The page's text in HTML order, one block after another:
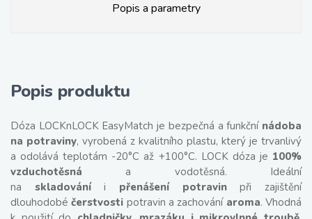
Popis a parametry
Popis produktu
Dóza LOCKnLOCK EasyMatch je bezpečná a funkční nádoba
na potraviny, vyrobená z kvalitního plastu, který je trvanlivý
a odolává teplotám -20°C až +100°C. LOCK dóza je 100%
vzduchotěsná a vodotěsná. Ideální
na skladováníi přenášení potravinpři zajištění
dlouhodobéčerstvosti potravin a zachování aroma. Vhodná